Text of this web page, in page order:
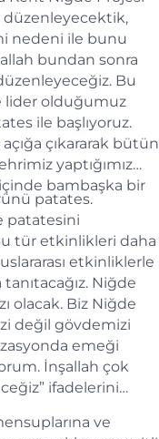
düzenleyecektik,
nedeni ile bunu
bundan sonra
Bu
lider olduğumuz
ile başlıyoruz.
çıkararak bütün
yaptığımız
bambaşka bir
patates.
patatesini
tür etkinlikleri daha
etkinliklerle
Niğde
olacak. Biz Niğde
değil gövdemizi
emeği
İnşallah çok
ifadelerini
ve